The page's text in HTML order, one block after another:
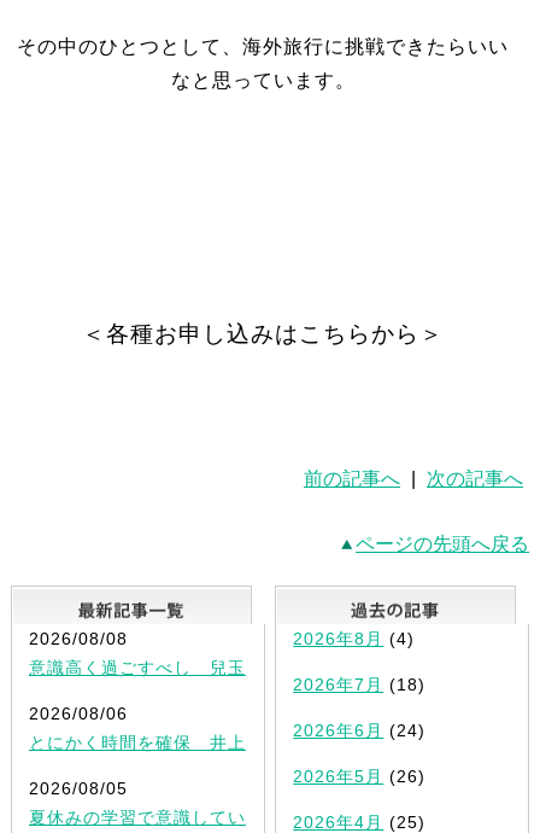
その中のひとつとして、海外旅行に挑戦できたらいい
なと思っています。
＜各種お申し込みはこちらから＞
前の記事へ 次の記事へ
ページの先頭へ戻る
最新記事一覧
2026/08/08
意識高く過ごすべし 兒玉
2026/08/06
とにかく時間を確保 井上
2026/08/05
夏休みの学習で意識してい
2026年8月 (4)
2026年7月 (18)
2026年6月 (24)
2026年5月 (26)
2026年4月 (25)